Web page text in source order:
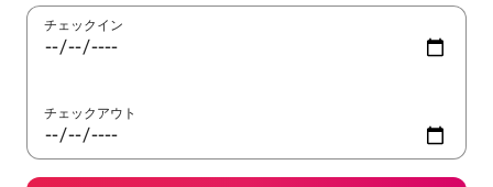
チェックイン
チェックアウト